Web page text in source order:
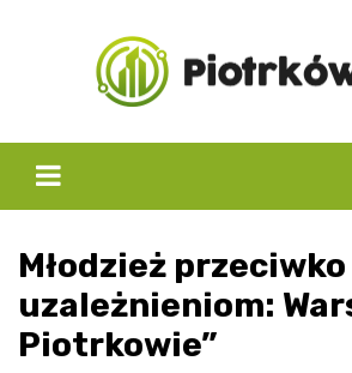
Młodzież przeciwko
uzależnieniom:
Piotrkowie”